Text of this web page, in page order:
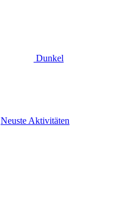
Dunkel
Neuste Aktivitäten